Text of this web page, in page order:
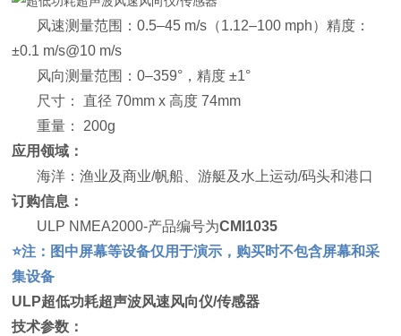
风速测量范围：0.5–45 m/s（1.12–100 mph）精度：
±0.1 m/s@10 m/s
风向测量范围：0–359°，精度 ±1°
尺寸： 直径 70mm x 高度 74mm
重量： 200g
应用领域：
海洋：渔业及商业/帆船、游艇及水上运动/码头和港口
订购信息：
ULP NMEA2000-产品编号为CMI1035
⭐️注：图中屏幕等设备仅用于演示，购买时不包含屏幕和采
集设备
ULP超低功耗超声波风速风向仪/传感器
技术参数：